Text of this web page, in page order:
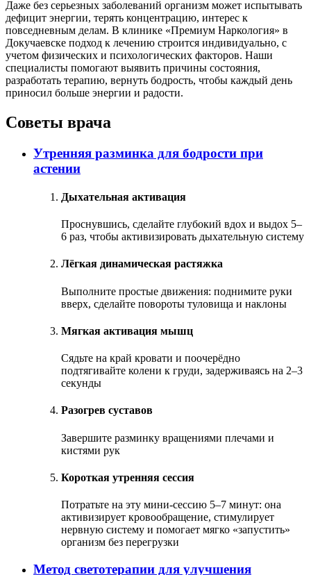
Даже без серьезных заболеваний организм может испытывать
дефицит энергии, терять концентрацию, интерес к
повседневным делам. В клинике «Премиум Наркология» в
Докучаевске подход к лечению строится индивидуально, с
учетом физических и психологических факторов. Наши
специалисты помогают выявить причины состояния,
разработать терапию, вернуть бодрость, чтобы каждый день
приносил больше энергии и радости.
Советы врача
Утренняя разминка для бодрости при
астении
Дыхательная активация
Проснувшись, сделайте глубокий вдох и выдох 5–
6 раз, чтобы активизировать дыхательную систему
Лёгкая динамическая растяжка
Выполните простые движения: поднимите руки
вверх, сделайте повороты туловища и наклоны
Мягкая активация мышц
Сядьте на край кровати и поочерёдно
подтягивайте колени к груди, задерживаясь на 2–3
секунды
Разогрев суставов
Завершите разминку вращениями плечами и
кистями рук
Короткая утренняя сессия
Потратьте на эту мини-сессию 5–7 минут: она
активизирует кровообращение, стимулирует
нервную систему и помогает мягко «запустить»
организм без перегрузки
Метод светотерапии для улучшения